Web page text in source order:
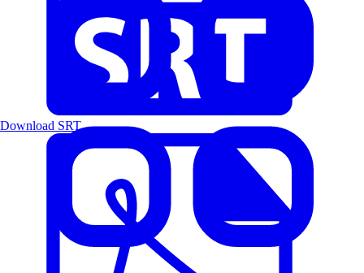
Download SRT